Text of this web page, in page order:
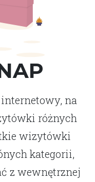
internetowy, na
różnych
wizytówki
kategorii,
z wewnętrznej